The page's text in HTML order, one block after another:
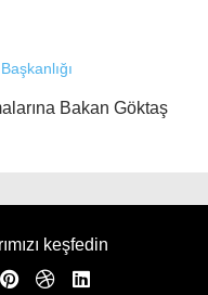
Bakan Göktaş
keşfedin